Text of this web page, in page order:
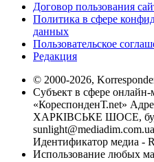
Договор пользования
Политика в сфере
данных
Пользовательское
Редакция
© 2000-2026,
Субъект в сфере
«КореспонденТ.net»
ХАРКІВСЬКЕ ШОСЕ,
sunlight@mediadim.com.ua
Идентификатор медиа -
Использование любых